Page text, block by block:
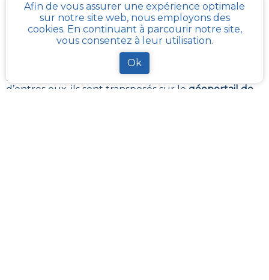
PLU est disponible gratuitementdans la mairie de
votre commune, ou auprès des services de
l’urbanisme de la communauté de communes
référentes.
Il revient à ces administrations de maintenir à jour les
différents documents du PLUI ou du PLUI que sont :
les plans et les règlements et annexes. Pour certains
d’entres eux, ils sont transposés sur le géoportail de
Afin de vous assurer une expérience optimale
sur notre site web, nous employons des
cookies. En continuant à parcourir notre site,
vous consentez à leur utilisation.
Ok